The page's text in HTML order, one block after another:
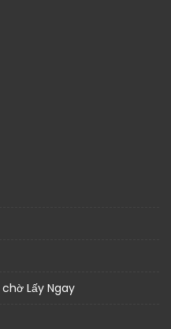
Lấy Ngay